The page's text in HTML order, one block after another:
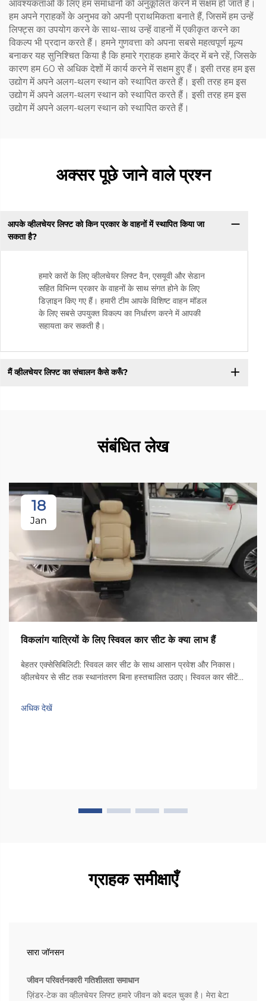
आवश्यकताओं के लिए हम समाधानों को अनुकूलित करने में सक्षम हो जाते हैं।
हम अपने ग्राहकों के अनुभव को अपनी प्राथमिकता बनाते हैं, जिसमें हम उन्हें
लिफ्ट्स का उपयोग करने के साथ-साथ उन्हें वाहनों में एकीकृत करने का
विकल्प भी प्रदान करते हैं। हमने गुणवत्ता को अपना सबसे महत्वपूर्ण मूल्य
बनाकर यह सुनिश्चित किया है कि हमारे ग्राहक हमारे केंद्र में बने रहें, जिसके
कारण हम 60 से अधिक देशों में कार्य करने में सक्षम हुए हैं। इसी तरह हम इस
उद्योग में अपने अलग-थलग स्थान को स्थापित करते हैं। इसी तरह हम इस
उद्योग में अपने अलग-थलग स्थान को स्थापित करते हैं। इसी तरह हम इस
उद्योग में अपने अलग-थलग स्थान को स्थापित करते हैं।
अक्सर पूछे जाने वाले प्रश्न
आपके व्हीलचेयर लिफ्ट को किन प्रकार के वाहनों में स्थापित किया जा
सकता है?
हमारे कारों के लिए व्हीलचेयर लिफ्ट वैन, एसयूवी और सेडान
सहित विभिन्न प्रकार के वाहनों के साथ संगत होने के लिए
डिज़ाइन किए गए हैं। हमारी टीम आपके विशिष्ट वाहन मॉडल
के लिए सबसे उपयुक्त विकल्प का निर्धारण करने में आपकी
सहायता कर सकती है।
मैं व्हीलचेयर लिफ्ट का संचालन कैसे करूँ?
संबंधित लेख
18
Jan
विकलांग यात्रियों के लिए स्विवल कार सीट के क्या लाभ हैं
बेहतर एक्सेसिबिलिटी: स्विवल कार सीट के साथ आसान प्रवेश और निकास।
व्हीलचेयर से सीट तक स्थानांतरण बिना हस्तचालित उठाए। स्विवल कार सीटें
बदल चुकी हैं जो व्हीलचेयर का उपयोग करते हैं। ये...
अधिक देखें
ग्राहक समीक्षाएँ
सारा जॉनसन
जीवन परिवर्तनकारी गतिशीलता समाधान
ज़िंडर-टेक का व्हीलचेयर लिफ्ट हमारे जीवन को बदल चुका है। मेरा बेटा